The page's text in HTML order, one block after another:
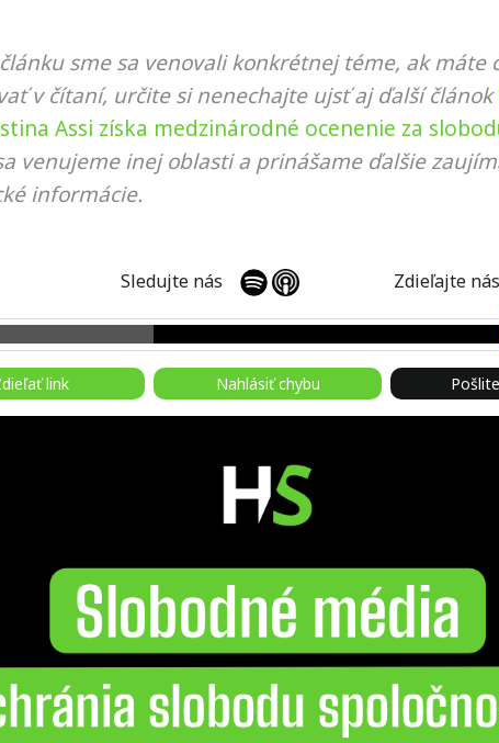
sme sa venovali konkrétnej téme, ak máte
v čítaní, určite si nenechajte ujsť aj ďalší článok
Assi získa medzinárodné ocenenie za
venujeme inej oblasti a prinášame ďalšie
informácie.
Sledujte nás Zdieľajte nás
link Nahlásiť chybu